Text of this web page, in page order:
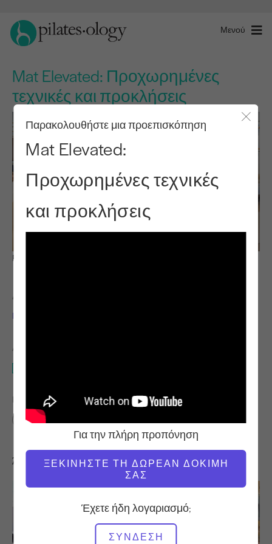
Μενού
Mat Elevated: Προχωρημένες
τεχνικές και προκλήσεις
Παρακολουθήστε μια προεπισκόπηση
Mat Elevated:
Προχωρημένες τεχνικές
και προκλήσεις
Για την πλήρη προπόνηση
ΞΕΚΙΝΉΣΤΕ ΤΗ ΔΩΡΕΆΝ ΔΟΚΙΜΉ
ΣΑΣ
Έχετε ήδη λογαριασμό;
ΣΎΝΔΕΣΗ
Παρατηρήστε & μάθετε
ΔΆΣΚΑΛΟΣ
Νικόλ Σμιθ
ΑΠΑΙΤΟΎΜΕΝΟΣ ΕΞΟΠΛΙΣΜΌΣ
ΒΡΕΊΤΕ ΠΑΡΌΜΟΙΕΣ ΤΆΞΕΙΣ ΓΙΑ
60+ λεπτά
Άλλες προπονήσεις που μπορεί να σας αρέσουν